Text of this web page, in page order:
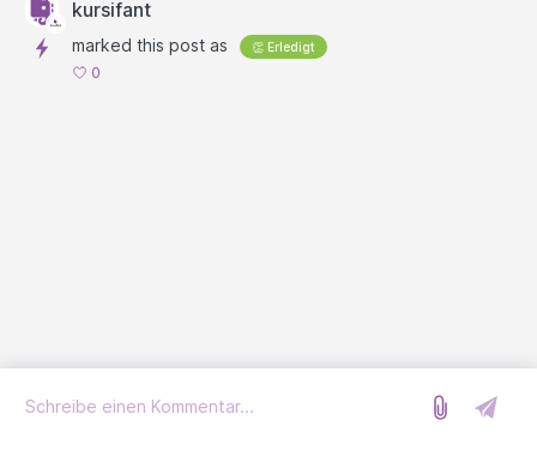
kursifant
marked this post as 👏 Erledigt
0